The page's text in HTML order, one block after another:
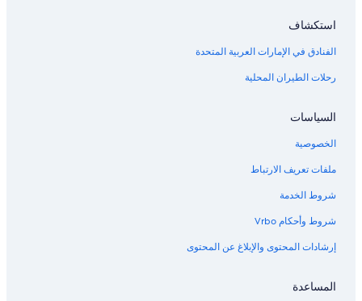
استكشاف
الفنادق في الإمارات العربية المتحدة
رحلات الطيران المحلية
السياسات
الخصوصية
ملفات تعريف الارتباط
شروط الخدمة
شروط وأحكام Vrbo
إرشادات المحتوى والإبلاغ عن المحتوى
المساعدة